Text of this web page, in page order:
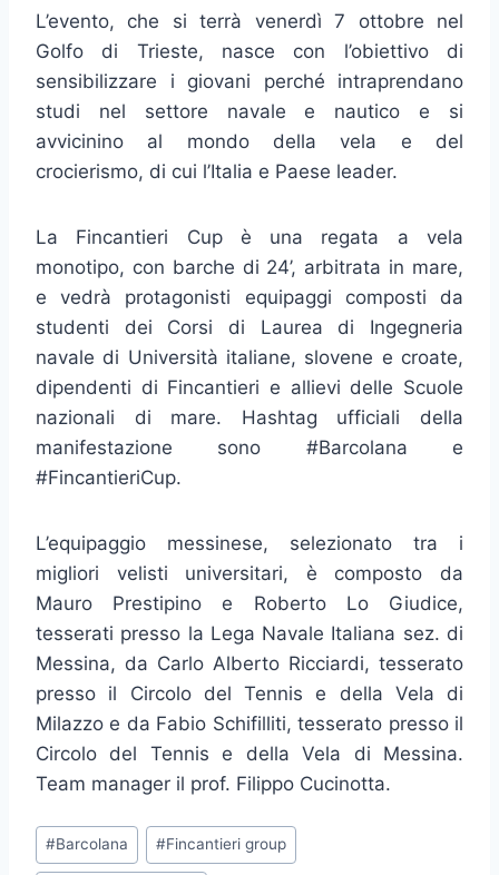
L’evento, che si terrà venerdì 7 ottobre nel
Golfo di Trieste, nasce con l’obiettivo di
sensibilizzare i giovani perché intraprendano
studi nel settore navale e nautico e si
avvicinino al mondo della vela e del
crocierismo, di cui l’Italia e Paese leader.
La Fincantieri Cup è una regata a vela
monotipo, con barche di 24’, arbitrata in mare,
e vedrà protagonisti equipaggi composti da
studenti dei Corsi di Laurea di Ingegneria
navale di Università italiane, slovene e croate,
dipendenti di Fincantieri e allievi delle Scuole
nazionali di mare. Hashtag ufficiali della
manifestazione sono #Barcolana e
#FincantieriCup.
L’equipaggio messinese, selezionato tra i
migliori velisti universitari, è composto da
Mauro Prestipino e Roberto Lo Giudice,
tesserati presso la Lega Navale Italiana sez. di
Messina, da Carlo Alberto Ricciardi, tesserato
presso il Circolo del Tennis e della Vela di
Milazzo e da Fabio Schifilliti, tesserato presso il
Circolo del Tennis e della Vela di Messina.
Team manager il prof. Filippo Cucinotta.
Tag
articolo:
#Barcolana #Fincantieri group